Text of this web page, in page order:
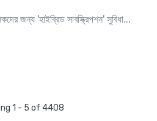
জন্য 'হাইব্রিড সাবস্ক্রিপশন' সুবিধা...
1 - 5 of 4408